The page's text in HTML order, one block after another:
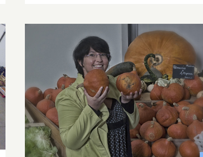
Le marché à la ferme, légumes de la Ria